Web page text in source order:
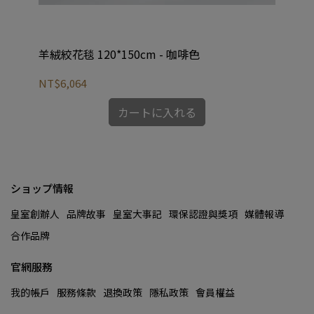
羊絨絞花毯 120*150cm - 咖啡色
NT$6,064
カートに入れる
ショップ情報
皇室創辦人 品牌故事 皇室大事記 環保認證與獎項 媒體報導
合作品牌
官網服務
我的帳戶 服務條款 退換政策 隱私政策 會員權益